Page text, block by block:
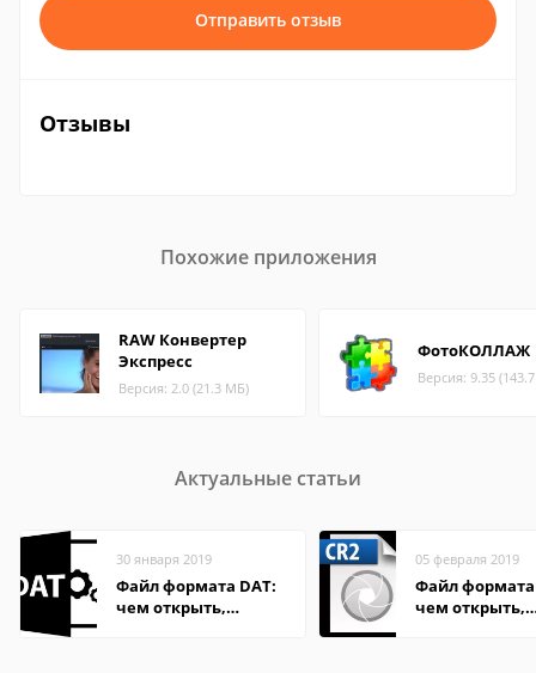
Отправить отзыв
Отзывы
Похожие приложения
RAW Конвертер
Экспресс
Версия: 2.0 (21.3 МБ)
ФотоКОЛЛАЖ
Версия: 9.35
Актуальные статьи
30 января 2019
Файл формата DAT:
чем открыть,
05 февраля 2019
Файл формата
чем открыть,